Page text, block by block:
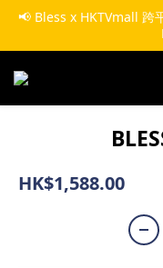
📢 Bless x HKTVmall 跨
HK$1,588.00